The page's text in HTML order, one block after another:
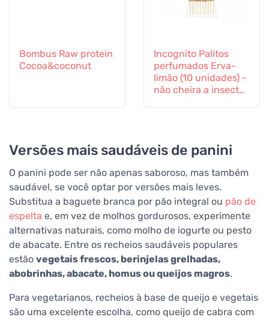
Bombus Raw protein
Cocoa&coconut
Incognito Palitos
perfumados Erva-
limão (10 unidades) -
não cheira a insectos
Versões mais saudáveis de panini
O panini pode ser não apenas saboroso, mas também
saudável, se você optar por versões mais leves.
Substitua a baguete branca por pão integral ou pão de
espelta e, em vez de molhos gordurosos, experimente
alternativas naturais, como molho de iogurte ou pesto
de abacate. Entre os recheios saudáveis populares
estão vegetais frescos, berinjelas grelhadas,
abobrinhas, abacate, homus ou queijos magros.
Para vegetarianos, recheios à base de queijo e vegetais
são uma excelente escolha, como queijo de cabra com